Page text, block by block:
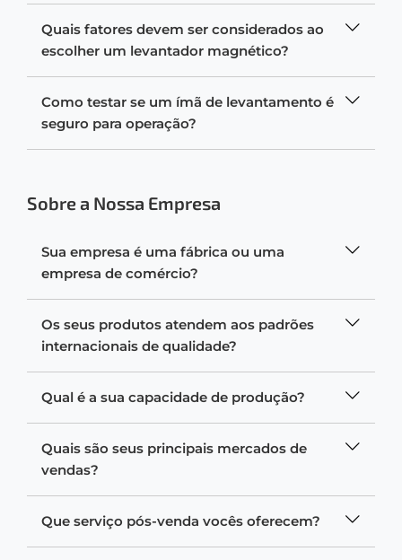
Quais fatores devem ser considerados ao
escolher um levantador magnético?
Como testar se um ímã de levantamento é
seguro para operação?
Sobre a Nossa Empresa
Sua empresa é uma fábrica ou uma
empresa de comércio?
Os seus produtos atendem aos padrões
internacionais de qualidade?
Qual é a sua capacidade de produção?
Quais são seus principais mercados de
vendas?
Que serviço pós-venda vocês oferecem?